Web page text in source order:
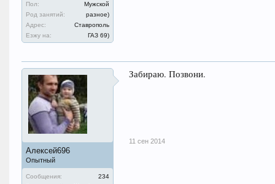
Пол:
Мужской
Род занятий:
разное)
Адрес:
Ставрополь
Езжу на:
ГАЗ 69)
Алексей696
Опытный
Сообщения:
234
Забираю. Позвони.
11 сен 2014